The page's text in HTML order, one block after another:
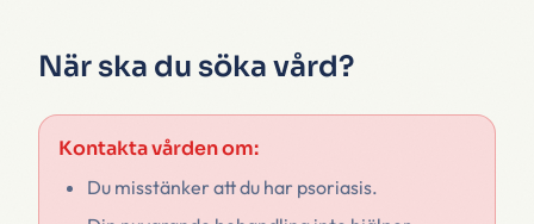
När ska du söka vård?
Kontakta vården om:
Du misstänker att du har psoriasis.